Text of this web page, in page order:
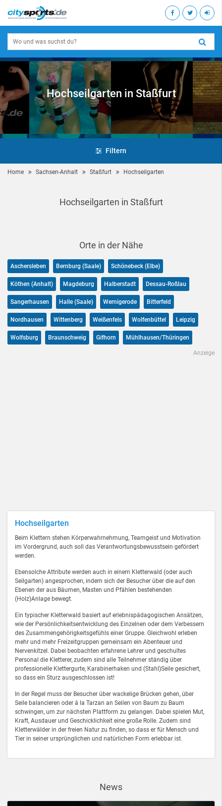
Hochseilgarten in Staßfurt
Filtern
Home Sachsen-Anhalt Staßfurt Hochseilgarten
Hochseilgarten
Beim Klettern stehen Körperwahrnehmung, Teamgeist und Motivation
im Vordergrund, auch soll das Verantwortungsbewusstsein gefördert
werden.
Ebensolche Attribute werden auch in einem Kletterwald (oder auch
Seilgarten) angesprochen, indem sich der Besucher über die auf den
Ebenen der aus Bäumen, Masten und Pfählen bestehenden
(Holz)Anlage bewegt.
Ein typischer Kletterwald basiert auf erlebnispädagogischen Ansätzen,
wie der Persönlichkeitsentwicklung des Einzelnen oder dem Verbessern
des Zusammengehörigkeitsgefühls einer Gruppe. Gleichwohl erleben
mehr und mehr Freizeitgruppen gemeinsam ein Abenteuer und
Nervenkitzel. Dabei beobachten erfahrene Lehrer und geschultes
Personal die Kletterer, zudem sind alle Teilnehmer ständig über
professionelle Klettergurte, Karabinerhaken und (Stahl)Seile gesichert,
so dass ein Sturz ausgeschlossen ist!
In der Regel muss der Besucher über wackelige Brücken gehen, über
Seile balancieren oder á la Tarzan an Seilen von Baum zu Baum
schwingen, um zur nächsten Plattform zu gelangen. Dabei spielen Mut,
Kraft, Ausdauer und Geschicklichkeit eine große Rolle. Zudem sind
Kletterwälder in der freien Natur zu finden, so dass er für Mensch und
Tier in seiner ursprünglichen und natürlichen Form erlebbar ist.
Hochseilgarten in Staßfurt
Orte in der Nähe
Aschersleben Bernburg (Saale) Schönebeck (Elbe)
Köthen (Anhalt) Magdeburg Halberstadt Dessau-Roßlau
Sangerhausen Halle (Saale) Wernigerode Bitterfeld
Nordhausen Wittenberg Weißenfels Wolfenbüttel Leipzig
Wolfsburg Braunschweig Gifhorn Mühlhausen/Thüringen
Anzeige
News